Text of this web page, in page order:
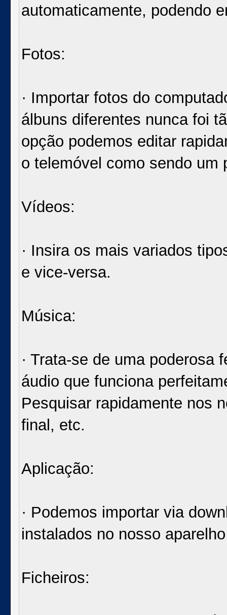
automaticamente, podendo
Fotos:
· Importar fotos do
álbuns diferentes nunca foi
opção podemos editar
o telemóvel como sendo um
Vídeos:
· Insira os mais variados
e vice-versa.
Música:
· Trata-se de uma poderosa
áudio que funciona
Pesquisar rapidamente nos
final, etc.
Aplicação:
· Podemos importar via
instalados no nosso
Ficheiros: